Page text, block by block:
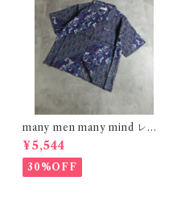
many men many mind レー
ヨン 総柄シャツ 花柄 ブルー
M2615061
¥5,544
30%OFF